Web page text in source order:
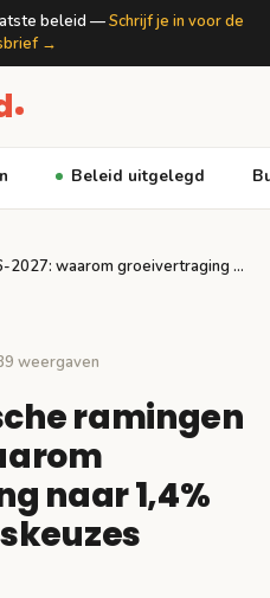
beleid —Schrijf je in voor de
→
Beleid uitgelegd
CPB economische ramingen 2026-2027: waarom groeivertraging naar 1,4%…
weergaven
ramingen
naar 1,4%